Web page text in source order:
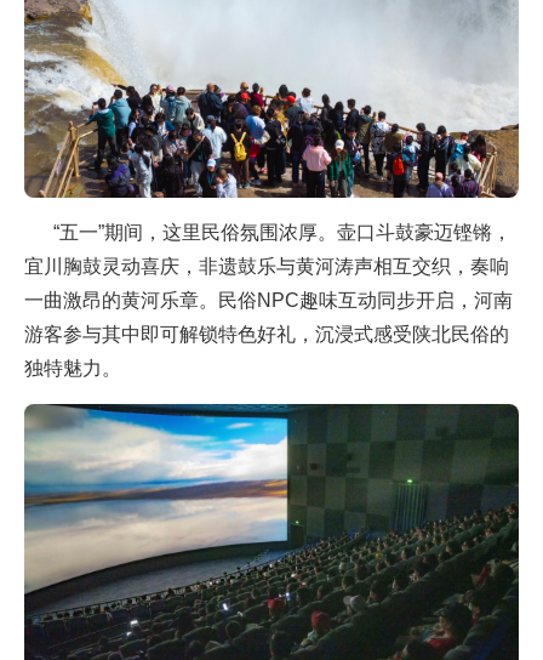
“五一”期间，这里民俗氛围浓厚。壶口斗鼓豪迈铿锵，
宜川胸鼓灵动喜庆，非遗鼓乐与黄河涛声相互交织，奏响
一曲激昂的黄河乐章。民俗NPC趣味互动同步开启，河南
游客参与其中即可解锁特色好礼，沉浸式感受陕北民俗的
独特魅力。